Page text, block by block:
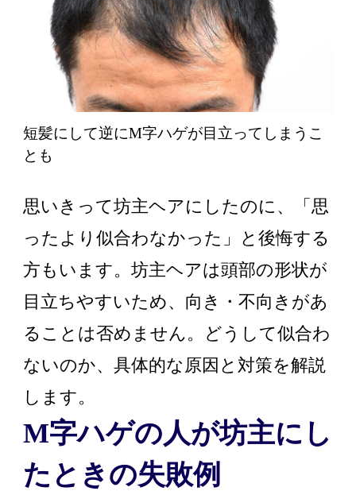
短髪にして逆にM字ハゲが目立ってしまうこ
とも
思いきって坊主ヘアにしたのに、「思
ったより似合わなかった」と後悔する
方もいます。坊主ヘアは頭部の形状が
目立ちやすいため、向き・不向きがあ
ることは否めません。どうして似合わ
ないのか、具体的な原因と対策を解説
します。
M字ハゲの人が坊主にし
たときの失敗例